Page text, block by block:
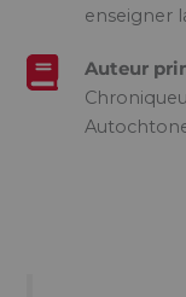
enseigner
Auteur